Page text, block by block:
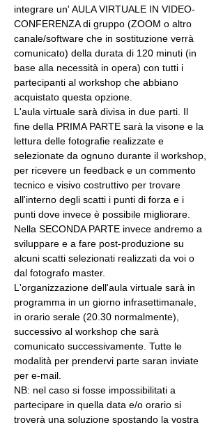
integrare un' AULA VIRTUALE IN VIDEO-
CONFERENZA di gruppo (ZOOM o altro
canale/software che in sostituzione verrà
comunicato) della durata di 120 minuti (in
base alla necessità in opera) con tutti i
partecipanti al workshop che abbiano
acquistato questa opzione.
L'aula virtuale sarà divisa in due parti. Il
fine della PRIMA PARTE sarà la visone e la
lettura delle fotografie realizzate e
selezionate da ognuno durante il workshop,
per ricevere un feedback e un commento
tecnico e visivo costruttivo per trovare
all'interno degli scatti i punti di forza e i
punti dove invece è possibile migliorare.
Nella SECONDA PARTE invece andremo a
sviluppare e a fare post-produzione su
alcuni scatti selezionati realizzati da voi o
dal fotografo master.
L'organizzazione dell'aula virtuale sarà in
programma in un giorno infrasettimanale,
in orario serale (20.30 normalmente),
successivo al workshop che sarà
comunicato successivamente. Tutte le
modalità per prendervi parte saran inviate
per e-mail.
NB: nel caso si fosse impossibilitati a
partecipare in quella data e/o orario si
troverà una soluzione spostando la vostra